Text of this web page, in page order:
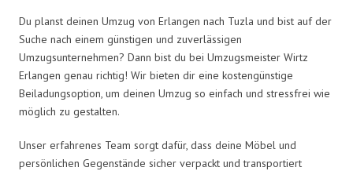
Du planst deinen Umzug von Erlangen nach Tuzla und bist auf der
Suche nach einem günstigen und zuverlässigen
Umzugsunternehmen? Dann bist du bei Umzugsmeister Wirtz
Erlangen genau richtig! Wir bieten dir eine kostengünstige
Beiladungsoption, um deinen Umzug so einfach und stressfrei wie
möglich zu gestalten.
Unser erfahrenes Team sorgt dafür, dass deine Möbel und
persönlichen Gegenstände sicher verpackt und transportiert